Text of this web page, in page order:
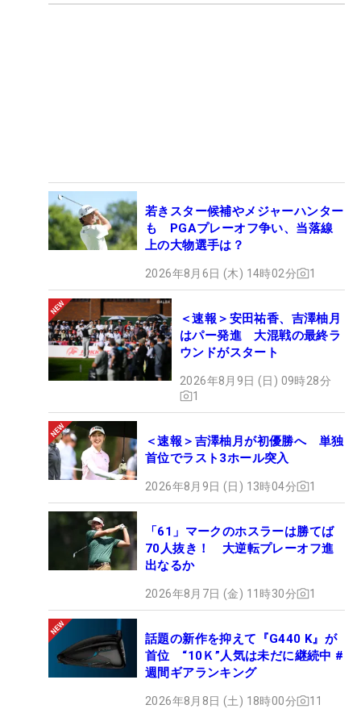
若きスター候補やメジャーハンター
も PGAプレーオフ争い、当落線
上の大物選手は？
2026年8月6日 (木) 14時02分 1
＜速報＞安田祐香、吉澤柚月
はパー発進 大混戦の最終ラ
ウンドがスタート
2026年8月9日 (日) 09時28分
1
＜速報＞吉澤柚月が初優勝へ 単独
首位でラスト3ホール突入
2026年8月9日 (日) 13時04分 1
「61」マークのホスラーは勝てば
70人抜き！ 大逆転プレーオフ進
出なるか
2026年8月7日 (金) 11時30分 1
話題の新作を抑えて『G440 K』が
首位 “10Ｋ”人気は未だに継続中 #
週間ギアランキング
2026年8月8日 (土) 18時00分 11